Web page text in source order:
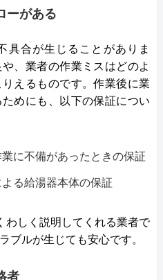
ーがある
具合が生じることがありま
、業者の作業ミスはどのよ
えるものです。作業後に業
めにも、以下の保証につい
に不備があったときの保証
る給湯器本体の保証
わしく説明してくれる業者で
ブルが生じても安心です。
者